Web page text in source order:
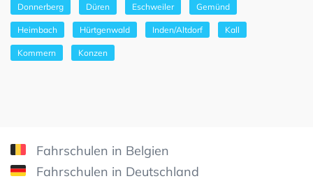
Donnerberg Düren Eschweiler Gemünd
Heimbach Hürtgenwald Inden/Altdorf Kall
Kommern Konzen
Fahrschulen in Belgien
Fahrschulen in Deutschland